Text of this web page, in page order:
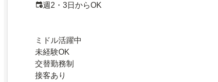
週2・3日からOK
ミドル活躍中
未経験OK
交替勤務制
接客あり